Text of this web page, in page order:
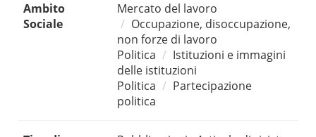
Ambito
Sociale
Mercato del lavoro
Occupazione, disoccupazione,
non forze di lavoro
Politica
Istituzioni e immagini
delle istituzioni
Politica
Partecipazione
politica